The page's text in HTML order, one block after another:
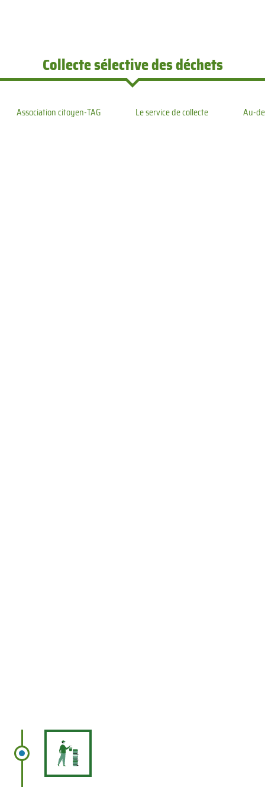
Collecte sélective des déchets
Association citoyen-TAG Le service de collecte Au-